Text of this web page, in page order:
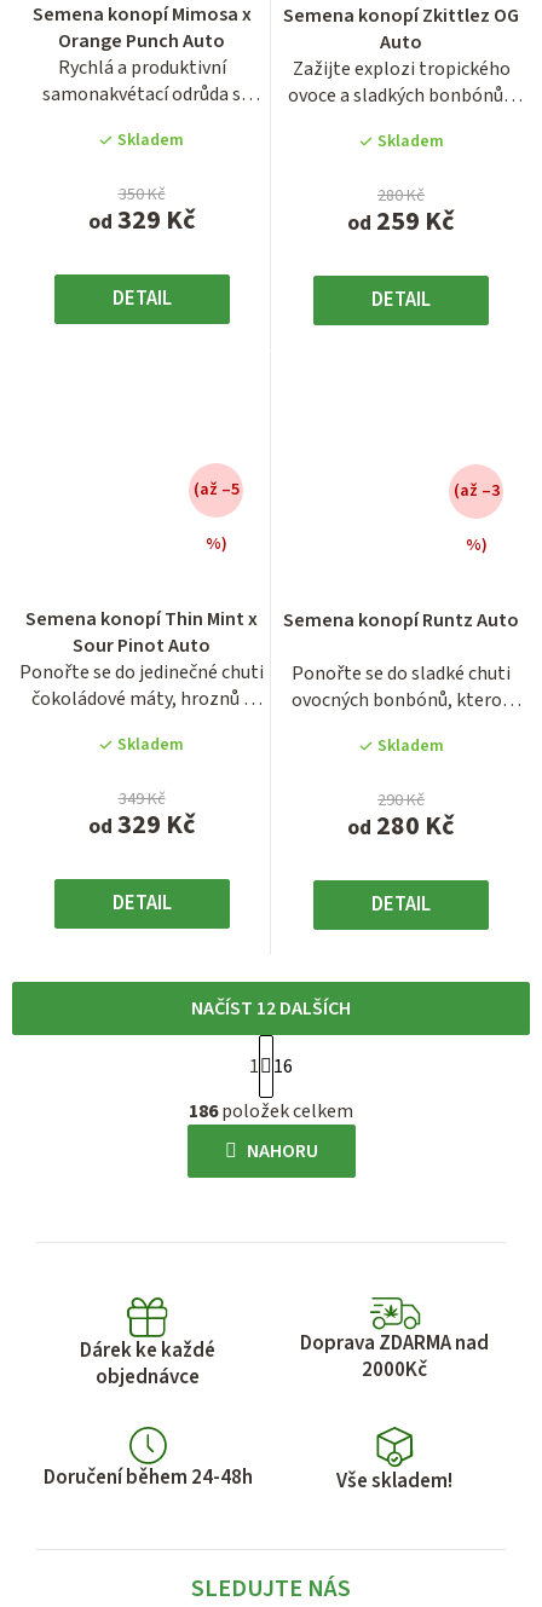
Semena konopí Mimosa x
Orange Punch Auto
Rychlá a produktivní
samonakvétací odrůda s
- 70...
Skladem
od 329 Kč
350 Kč
DETAIL
produktu
je
4,0
z
hvězdiček.
Semena konopí Zkittlez OG
Auto
Zažijte explozi tropického
ovoce a sladkých bonbónů v
Skladem
od 259 Kč
280 Kč
DETAIL
produktu
je
3,2
z
hvězdiček.
Semena konopí Thin Mint x
Sour Pinot Auto
Ponořte se do jedinečné chuti
čokoládové máty, hroznů a
Skladem
od 329 Kč
349 Kč
(až –5
%)
DETAIL
Semena konopí Runtz Auto
Ponořte se do sladké chuti
ovocných bonbónů, kterou
Skladem
od 280 Kč
290 Kč
(až –3
%)
DETAIL
O
v
l
á
a
i
s
NAČÍST 12 DALŠÍCH
S
t
r
á
n
v
1
16
186položek celkem
NAHORU
Dárek ke každé
objednávce
Doprava ZDARMA nad
2000Kč
Doručení během 24-48h Vše skladem!
SLEDUJTE NÁS